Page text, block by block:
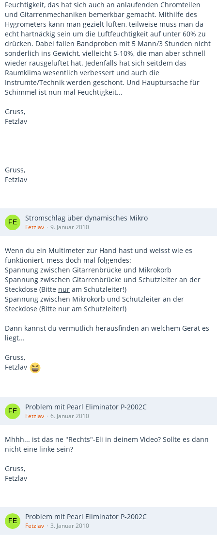
Feuchtigkeit, das hat sich auch an anlaufenden Chromteilen
und Gitarrenmechaniken bemerkbar gemacht. Mithilfe des
Hygrometers kann man gezielt lüften, teilweise muss man da
echt hartnäckig sein um die Luftfeuchtigkeit auf unter 60% zu
drücken. Dabei fallen Bandproben mit 5 Mann/3 Stunden nicht
sonderlich ins Gewicht, vielleicht 5-10%, die man aber schnell
wieder rausgelüftet hat. Jedenfalls hat sich seitdem das
Raumklima wesentlich verbessert und auch die
Instrumte/Technik werden geschont. Und Hauptursache für
Schimmel ist nun mal Feuchtigkeit...
Gruss,
Fetzlav
Gruss,
Fetzlav
Stromschlag über dynamisches Mikro
Fetzlav 9. Januar 2010
Wenn du ein Multimeter zur Hand hast und weisst wie es
funktioniert, mess doch mal folgendes:
Spannung zwischen Gitarrenbrücke und Mikrokorb
Spannung zwischen Gitarrenbrücke und Schutzleiter an der
Steckdose (Bitte nur am Schutzleiter!)
Spannung zwischen Mikrokorb und Schutzleiter an der
Steckdose (Bitte nur am Schutzleiter!)
Dann kannst du vermutlich herausfinden an welchem Gerät es
liegt...
Gruss,
Fetzlav
Problem mit Pearl Eliminator P-2002C
Fetzlav 6. Januar 2010
Mhhh... ist das ne "Rechts"-Eli in deinem Video? Sollte es dann
nicht eine linke sein?
Gruss,
Fetzlav
Problem mit Pearl Eliminator P-2002C
Fetzlav 3. Januar 2010